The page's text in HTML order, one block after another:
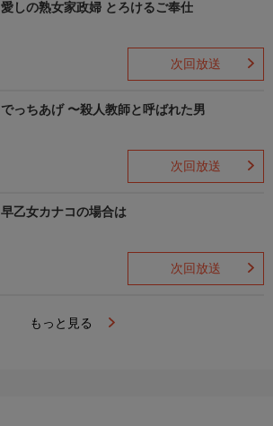
愛しの熟女家政婦 とろけるご奉仕
次回放送
でっちあげ 〜殺人教師と呼ばれた男
次回放送
早乙女カナコの場合は
次回放送
もっと見る